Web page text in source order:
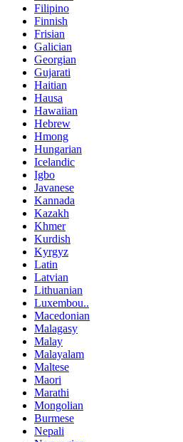
Filipino
Finnish
Frisian
Galician
Georgian
Gujarati
Haitian
Hausa
Hawaiian
Hebrew
Hmong
Hungarian
Icelandic
Igbo
Javanese
Kannada
Kazakh
Khmer
Kurdish
Kyrgyz
Latin
Latvian
Lithuanian
Luxembou..
Macedonian
Malagasy
Malay
Malayalam
Maltese
Maori
Marathi
Mongolian
Burmese
Nepali